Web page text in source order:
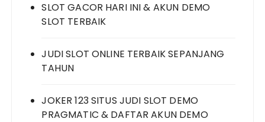
SLOT GACOR HARI INI & AKUN DEMO
SLOT TERBAIK
JUDI SLOT ONLINE TERBAIK SEPANJANG
TAHUN
JOKER 123 SITUS JUDI SLOT DEMO
PRAGMATIC & DAFTAR AKUN DEMO